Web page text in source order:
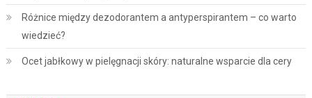
Różnice między dezodorantem a antyperspirantem – co warto
wiedzieć?
Ocet jabłkowy w pielęgnacji skóry: naturalne wsparcie dla cery